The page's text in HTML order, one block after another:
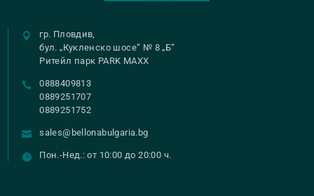
гр. Пловдив,
бул. „Кукленско шосе“ № 8 „Б“
Ритейл парк PARK MAXX
0888409813
0889251707
0889251752
sales@bellonabulgaria.bg
Пон.-Нед.: от 10:00 до 20:00 ч.